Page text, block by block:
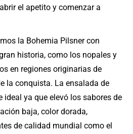
el apetito y comenzar a
la Bohemia Pilsner con
historia, como los nopales y
en regiones originarias de
la conquista. La ensalada de
ideal ya que elevó los sabores de
baja, color dorada,
de calidad mundial como el